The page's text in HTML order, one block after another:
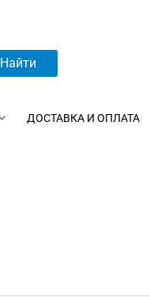
Найти
ДОСТАВКА И ОПЛАТА